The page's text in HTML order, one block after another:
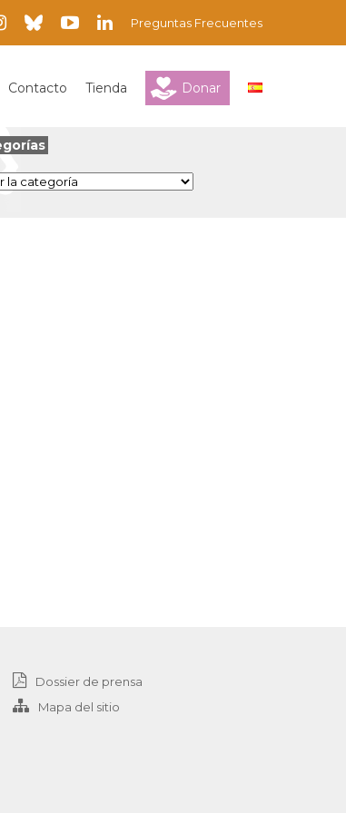
Preguntas Frecuentes
Contacto Tienda Donar
Dossier de prensa
Mapa del sitio